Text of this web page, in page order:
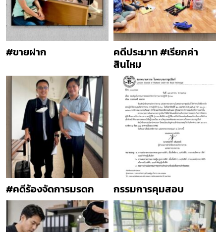
#ขายฝาก
คดีประมาท #เรียกค่า
สินไหม
#คดีร้องจัดการมรดก กรรมการคุมสอบ